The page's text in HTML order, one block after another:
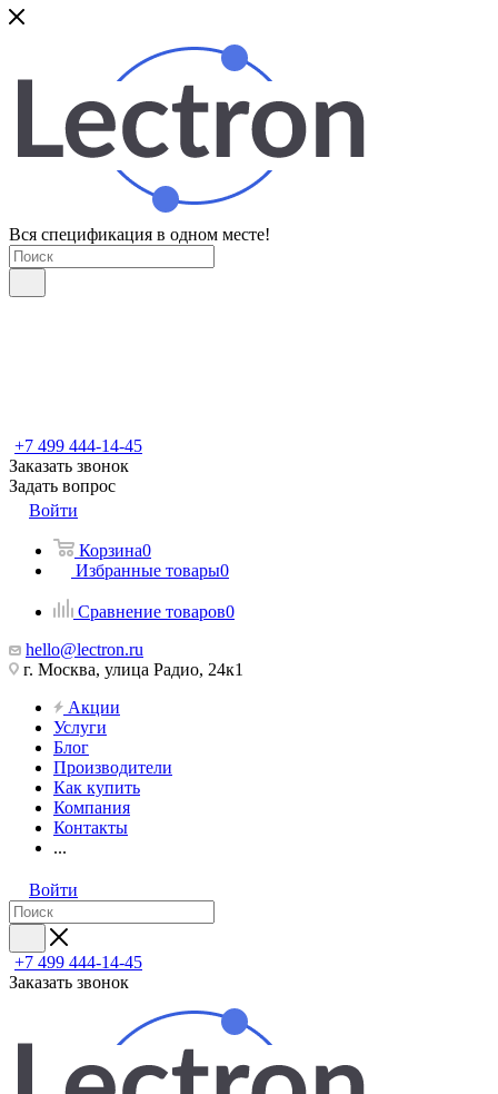
Вся спецификация в одном месте!
+7 499 444-14-45
Заказать звонок
Задать вопрос
Войти
Корзина0
Избранные товары0
Сравнение товаров0
hello@lectron.ru
г. Москва, улица Радио, 24к1
Акции
Услуги
Блог
Производители
Как купить
Компания
Контакты
...
Войти
+7 499 444-14-45
Заказать звонок